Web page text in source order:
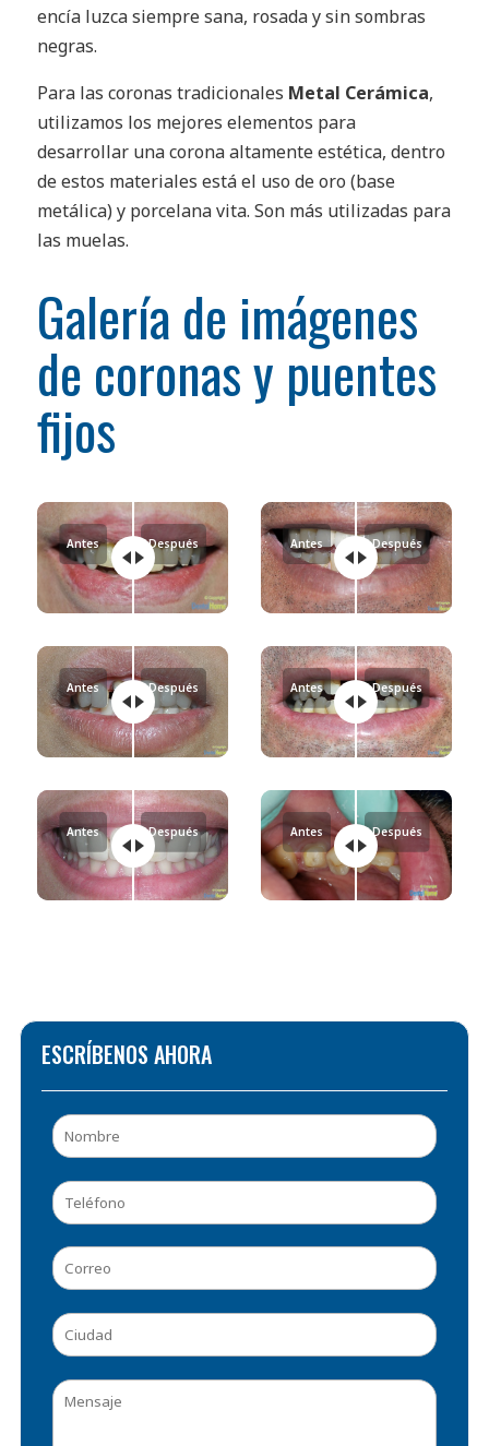
encía luzca siempre sana, rosada y sin sombras
negras.
Para las coronas tradicionales Metal Cerámica,
utilizamos los mejores elementos para
desarrollar una corona altamente estética, dentro
de estos materiales está el uso de oro (base
metálica) y porcelana vita. Son más utilizadas para
las muelas.
Galería de imágenes
de coronas y puentes
fijos
Antes Después Antes Después
Antes Después Antes Después
Antes Después Antes Después
ESCRÍBENOS AHORA